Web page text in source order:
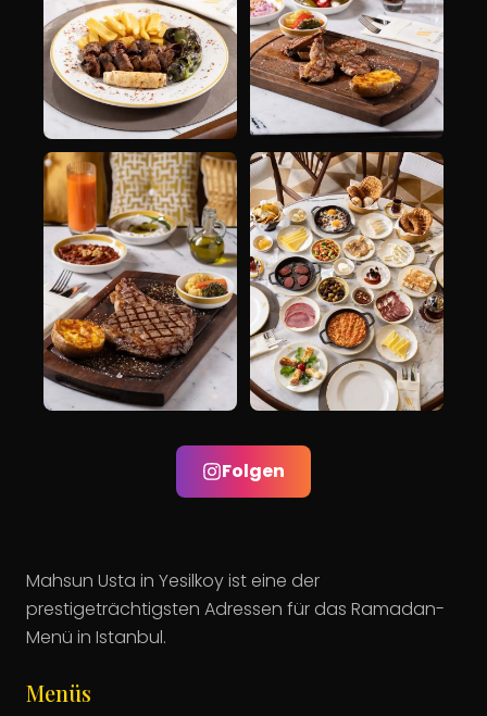
Folgen
Mahsun Usta in Yesilkoy ist eine der
prestigeträchtigsten Adressen für das Ramadan-
Menü in Istanbul.
Menüs